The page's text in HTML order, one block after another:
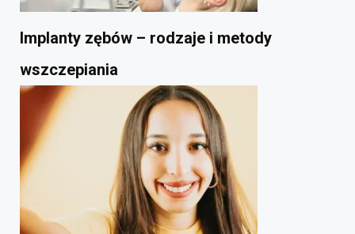
Implanty zębów – rodzaje i metody
wszczepiania